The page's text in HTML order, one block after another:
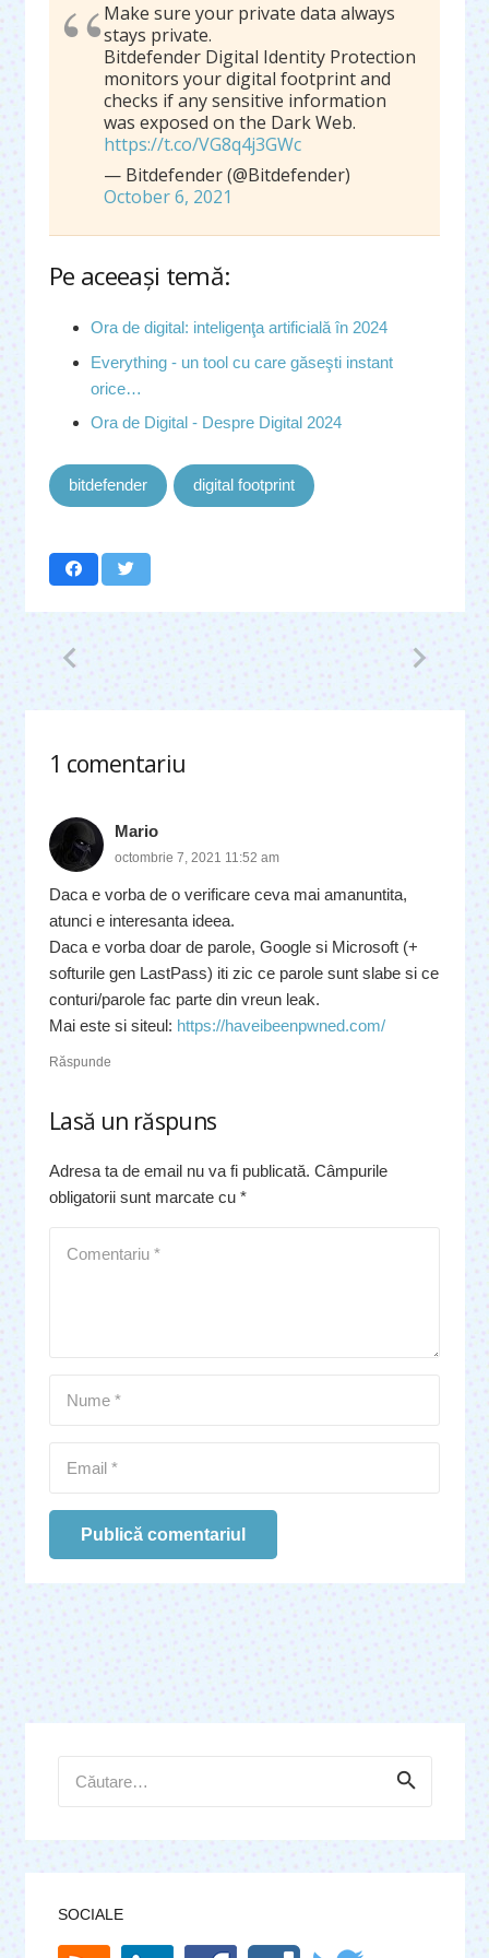
Make sure your private data always
stays private.
Bitdefender Digital Identity Protection
monitors your digital footprint and
checks if any sensitive information
was exposed on the Dark Web.
https://t.co/VG8q4j3GWc
— Bitdefender (@Bitdefender)
October 6, 2021
Pe aceeaşi temă:
Ora de digital: inteligenţa artificială în 2024
Everything - un tool cu care găseşti instant
orice…
Ora de Digital - Despre Digital 2024
bitdefender digital footprint
1 comentariu
.
Mario
octombrie 7, 2021 11:52 am
Daca e vorba de o verificare ceva mai amanuntita,
atunci e interesanta ideea.
Daca e vorba doar de parole, Google si Microsoft (+
softurile gen LastPass) iti zic ce parole sunt slabe si ce
conturi/parole fac parte din vreun leak.
Mai este si siteul: https://haveibeenpwned.com/
Răspunde
Lasă un răspuns
Adresa ta de email nu va fi publicată. Câmpurile
obligatorii sunt marcate cu *
Publică comentariul
după:
SOCIALE